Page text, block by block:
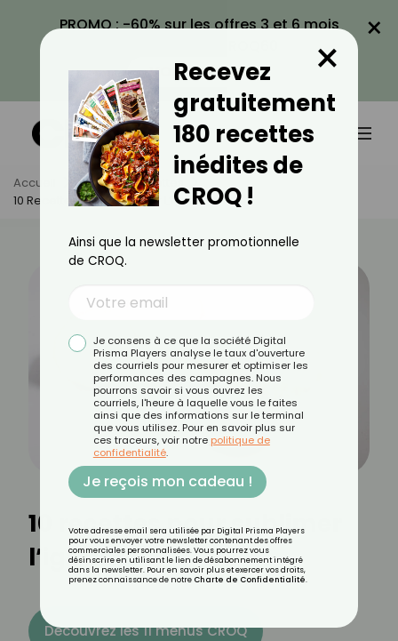
PROMO : -60% sur les offres 3 et 6 mois
VOIR LA PROMO
×
Accueil Actus
Recettes
10 Recettes Pour Sublimer L’igname
10 recettes pour sublimer
l’igname
Découvrez les 11 menus CROQ
Recevez
gratuitement
180 recettes
inédites de
CROQ !
×
Ainsi que la newsletter promotionnelle
de CROQ.
Je consens à ce que la société Digital
Prisma Players analyse le taux d'ouverture
des courriels pour mesurer et optimiser les
performances des campagnes. Nous
pourrons savoir si vous ouvrez les
courriels, l'heure à laquelle vous le faites
ainsi que des informations sur le terminal
que vous utilisez. Pour en savoir plus sur
ces traceurs, voir notre politique de
confidentialité.
Je reçois mon cadeau !
Votre adresse email sera utilisée par Digital Prisma Players
pour vous envoyer votre newsletter contenant des offres
commerciales personnalisées. Vous pourrez vous
désinscrire en utilisant le lien de désabonnement intégré
dans la newsletter. Pour en savoir plus et exercer vos droits,
prenez connaissance de notre Charte de Confidentialité.